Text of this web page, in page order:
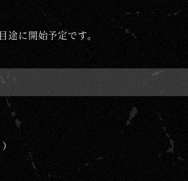
に開始予定です。